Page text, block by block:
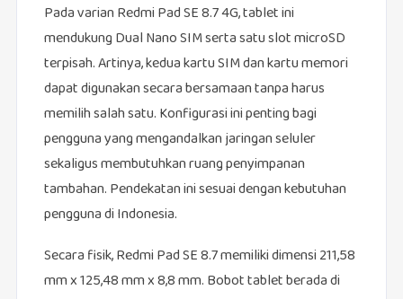
Pada varian Redmi Pad SE 8.7 4G, tablet ini
mendukung Dual Nano SIM serta satu slot microSD
terpisah. Artinya, kedua kartu SIM dan kartu memori
dapat digunakan secara bersamaan tanpa harus
memilih salah satu. Konfigurasi ini penting bagi
pengguna yang mengandalkan jaringan seluler
sekaligus membutuhkan ruang penyimpanan
tambahan. Pendekatan ini sesuai dengan kebutuhan
pengguna di Indonesia.
Secara fisik, Redmi Pad SE 8.7 memiliki dimensi 211,58
mm x 125,48 mm x 8,8 mm. Bobot tablet berada di